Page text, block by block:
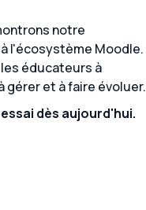
notre
l'écosystème Moodle.
éducateurs à
gérer et à faire évoluer.
dès aujourd'hui.